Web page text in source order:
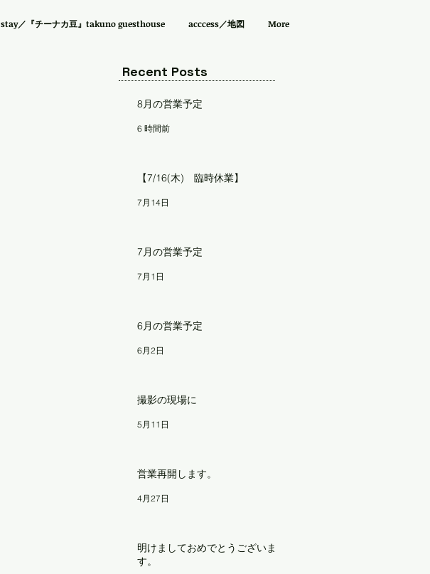
stay／『チーナカ豆』takuno guesthouse acccess／地図 More
Recent Posts
8月の営業予定
6 時間前
【7/16(木) 臨時休業】
7月14日
7月の営業予定
7月1日
6月の営業予定
6月2日
撮影の現場に
5月11日
営業再開します。
4月27日
明けましておめでとうございま
す。